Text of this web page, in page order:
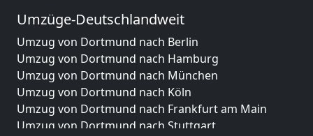
Umzüge-Deutschlandweit
Umzug von Dortmund nach Berlin
Umzug von Dortmund nach Hamburg
Umzug von Dortmund nach München
Umzug von Dortmund nach Köln
Umzug von Dortmund nach Frankfurt am Main
Umzug von Dortmund nach Stuttgart